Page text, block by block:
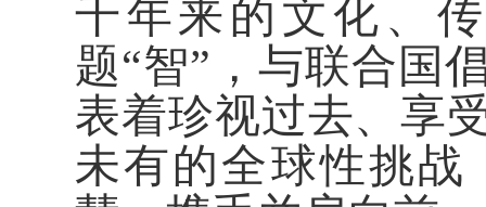
千年来的文化、
题“智”，与联合国
表着珍视过去、享
未有的全球性挑战